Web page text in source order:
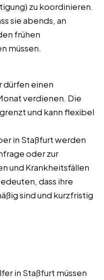
zu koordinieren.
sie abends, an
frühen
müssen.
dürfen einen
verdienen. Die
und kann flexibel
in Staßfurt werden
oder zur
und Krankheitsfällen
dass ihre
sind und kurzfristig
in Staßfurt müssen